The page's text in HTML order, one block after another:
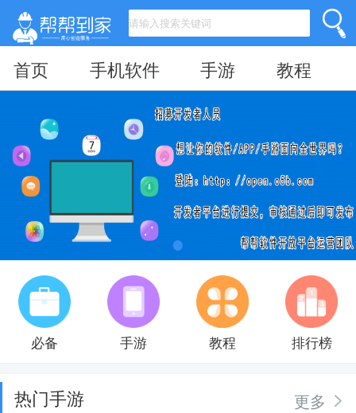
首页 手机软件 手游 教程
必备 手游 教程 排行榜
热门手游 更多